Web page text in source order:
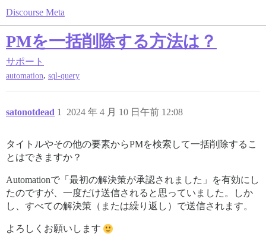
Discourse Meta
PMを一括削除する方法は？
サポート
automation, sql-query
satonotdead 2024 年 4 月 10 日午前 12:08
1
タイトルやその他の要素からPMを検索して一括削除するこ
とはできますか？
Automationで「最初の解決策が承認されました」を有効にし
たのですが、一度だけ送信されると思っていました。しか
し、すべての解決策（または繰り返し）で送信されます。
よろしくお願いします